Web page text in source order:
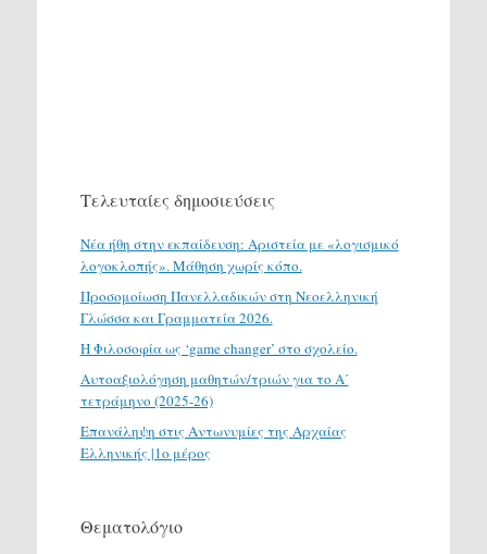
Τελευταίες δημοσιεύσεις
Νέα ήθη στην εκπαίδευση: Αριστεία με «λογισμικό
λογοκλοπής». Μάθηση χωρίς κόπο.
Προσομοίωση Πανελλαδικών στη Νεοελληνική
Γλώσσα και Γραμματεία 2026.
H Φιλοσοφία ως ‘game changer’ στο σχολείο.
Αυτοαξιολόγηση μαθητών/τριών για το Α΄
τετράμηνο (2025-26)
Επανάληψη στις Αντωνυμίες της Αρχαίας
Ελληνικής |1ο μέρος
Θεματολόγιο